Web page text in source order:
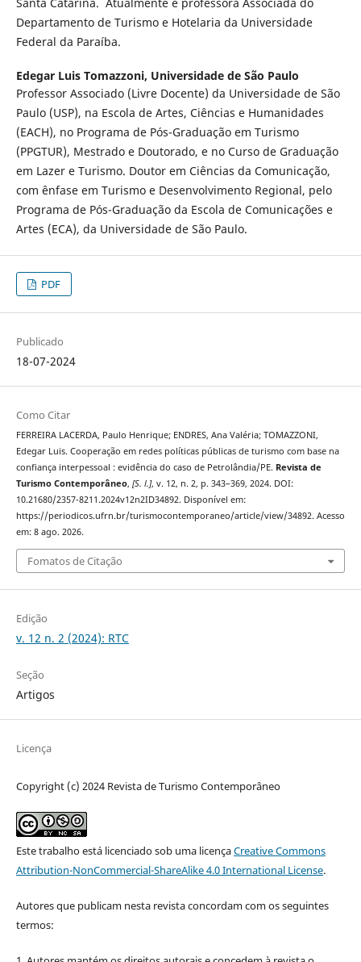
Departamento de Turismo e Hotelaria da Universidade
Federal da Paraíba.
Edegar Luis Tomazzoni, Universidade de São Paulo
Professor Associado (Livre Docente) da Universidade de São
Paulo (USP), na Escola de Artes, Ciências e Humanidades
(EACH), no Programa de Pós-Graduação em Turismo
(PPGTUR), Mestrado e Doutorado, e no Curso de Graduação
em Lazer e Turismo. Doutor em Ciências da Comunicação,
com ênfase em Turismo e Desenvolvimento Regional, pelo
Programa de Pós-Graduação da Escola de Comunicações e
Artes (ECA), da Universidade de São Paulo.
PDF
Publicado
18-07-2024
Como Citar
FERREIRA LACERDA, Paulo Henrique; ENDRES, Ana Valéria; TOMAZZONI,
Edegar Luis. Cooperação em redes políticas públicas de turismo com base na
confiança interpessoal : evidência do caso de Petrolândia/PE. Revista de
Turismo Contemporâneo, [S. l.], v. 12, n. 2, p. 343–369, 2024. DOI:
10.21680/2357-8211.2024v12n2ID34892. Disponível em:
https://periodicos.ufrn.br/turismocontemporaneo/article/view/34892. Acesso
em: 8 ago. 2026.
Fomatos de Citação
Edição
v. 12 n. 2 (2024): RTC
Seção
Artigos
Licença
Copyright (c) 2024 Revista de Turismo Contemporâneo
Este trabalho está licenciado sob uma licençaCreative Commons
Attribution-NonCommercial-ShareAlike 4.0 International License.
Autores que publicam nesta revista concordam com os seguintes
termos: